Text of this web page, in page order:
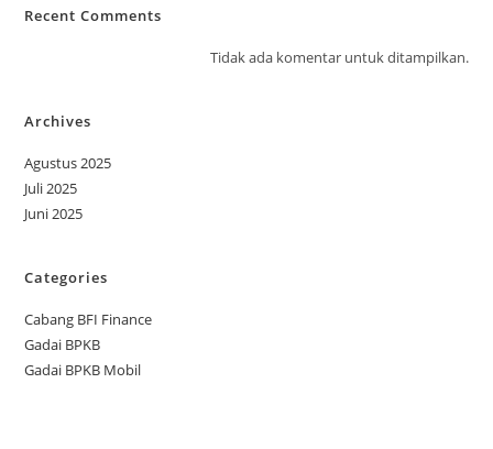
Recent Comments
Tidak ada komentar untuk ditampilkan.
Archives
Agustus 2025
Juli 2025
Juni 2025
Categories
Cabang BFI Finance
Gadai BPKB
Gadai BPKB Mobil